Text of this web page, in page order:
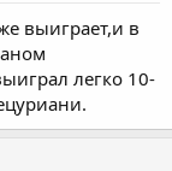
выиграет,и в
легко 10-